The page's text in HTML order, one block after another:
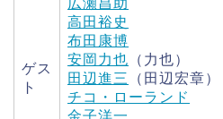
ゲス
ト
広瀬昌助
高田裕史
布田康博
安岡力也 （力也）
田辺進三
（田辺宏章）
チコ・ローランド
金子洋一